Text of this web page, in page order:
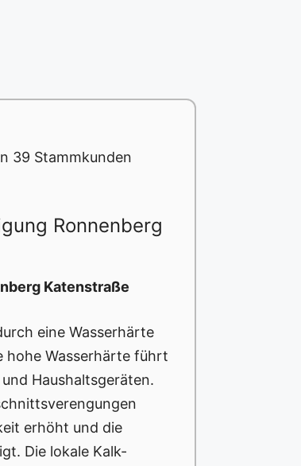
39 Stammkunden
Ronnenberg
Katenstraße
eine Wasserhärte
hohe Wasserhärte führt
Haushaltsgeräten.
erhöht und die
Die lokale Kalk-